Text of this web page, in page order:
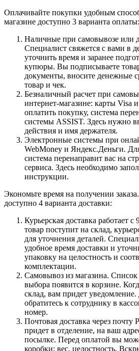
Оплачивайте покупки удобным
магазине доступно 3 варианта оплаты:
Наличные при самовывозе или
Специалист свяжется с вами в
уточнить время и заранее
купюры. Вы подписываете
документы, вносите денежные
товар и чек.
Безналичный расчет при
интернет-магазине: карты Visa
оплатить покупку, система
системы ASSIST. Здесь нужно
действия и имя держателя.
Электронные системы при
WebMoney и Яндекс.Деньги.
система перенаправит вас на
сервиса. Здесь необходимо
инструкции.
Экономьте время на получении
доступно 4 варианта доставки:
Курьерская доставка работает с
товар поступит на склад,
для уточнения деталей.
удобное время доставки и
упаковку на целостность и
комплектации.
Самовывоз из магазина. Список
выбора появится в корзине.
склад, вам придет уведомление.
обратитесь к сотруднику в
номер.
Почтовая доставка через почту
придет в отделение, на ваш
посылке. Перед оплатой вы
коробки: вес, целостность.